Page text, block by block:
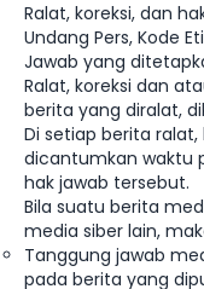
Ralat, koreksi, dan
Undang Pers, Kode
Jawab yang
Ralat, koreksi dan
berita yang diralat,
Di setiap berita ralat,
dicantumkan waktu
hak jawab tersebut.
Bila suatu berita
media siber lain,
Tanggung jawab
pada berita yang